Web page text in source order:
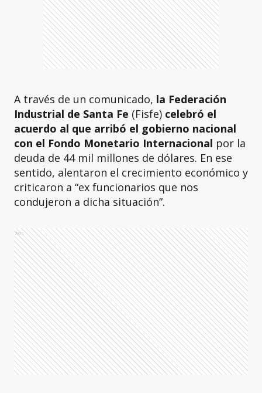
A través de un comunicado, la Federación
Industrial de Santa Fe (Fisfe) celebró el
acuerdo al que arribó el gobierno nacional
con el Fondo Monetario Internacional por la
deuda de 44 mil millones de dólares. En ese
sentido, alentaron el crecimiento económico y
criticaron a “ex funcionarios que nos
condujeron a dicha situación”.
Ads